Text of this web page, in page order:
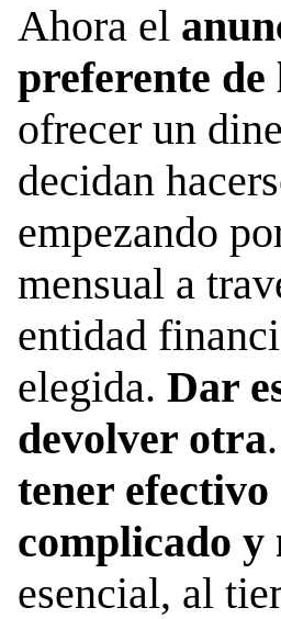
Ahora el
preferente de
ofrecer un
decidan
empezando
mensual a
entidad
elegida. Dar
devolver otra
tener efectivo
complicado y
esencial, al